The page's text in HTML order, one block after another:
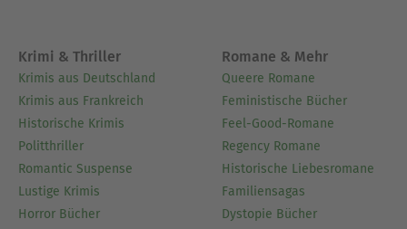
Krimi & Thriller
Krimis aus Deutschland
Krimis aus Frankreich
Historische Krimis
Politthriller
Romantic Suspense
Lustige Krimis
Horror Bücher
Romane & Mehr
Queere Romane
Feministische Bücher
Feel-Good-Romane
Regency Romane
Historische Liebesromane
Familiensagas
Dystopie Bücher